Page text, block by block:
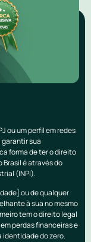
ou um perfil em redes
garantir sua
forma de ter o direito
Brasil é através do
(INPI).
ou de qualquer
à sua no mesmo
tem o direito legal
perdas financeiras e
identidade do zero.